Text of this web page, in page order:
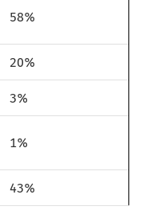
58%
20%
3%
1%
43%